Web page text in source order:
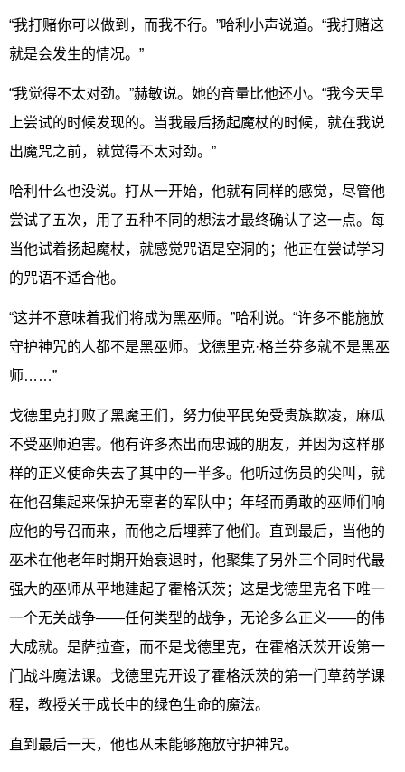
“我打赌你可以做到，而我不行。”哈利小声说道。“我打赌这
就是会发生的情况。”
“我觉得不太对劲。”赫敏说。她的音量比他还小。“我今天早
上尝试的时候发现的。当我最后扬起魔杖的时候，就在我说
出魔咒之前，就觉得不太对劲。”
哈利什么也没说。打从一开始，他就有同样的感觉，尽管他
尝试了五次，用了五种不同的想法才最终确认了这一点。每
当他试着扬起魔杖，就感觉咒语是空洞的；他正在尝试学习
的咒语不适合他。
“这并不意味着我们将成为黑巫师。”哈利说。“许多不能施放
守护神咒的人都不是黑巫师。戈德里克·格兰芬多就不是黑巫
师……”
戈德里克打败了黑魔王们，努力使平民免受贵族欺凌，麻瓜
不受巫师迫害。他有许多杰出而忠诚的朋友，并因为这样那
样的正义使命失去了其中的一半多。他听过伤员的尖叫，就
在他召集起来保护无辜者的军队中；年轻而勇敢的巫师们响
应他的号召而来，而他之后埋葬了他们。直到最后，当他的
巫术在他老年时期开始衰退时，他聚集了另外三个同时代最
强大的巫师从平地建起了霍格沃茨；这是戈德里克名下唯一
一个无关战争——任何类型的战争，无论多么正义——的伟
大成就。是萨拉查，而不是戈德里克，在霍格沃茨开设第一
门战斗魔法课。戈德里克开设了霍格沃茨的第一门草药学课
程，教授关于成长中的绿色生命的魔法。
直到最后一天，他也从未能够施放守护神咒。